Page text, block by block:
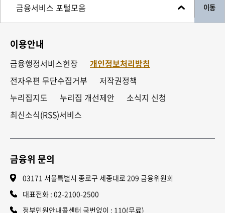
이동
이용안내
금융행정서비스헌장
개인정보처리방침
전자우편 무단수집거부
저작권정책
누리집지도
누리집 개선제안
소식지 신청
최신소식(RSS)서비스
금융위 문의
03171 서울특별시 종로구 세종대로 209 금융위원회
대표전화 : 02-2100-2500
정부민원안내콜센터 국번없이 : 110(무료)